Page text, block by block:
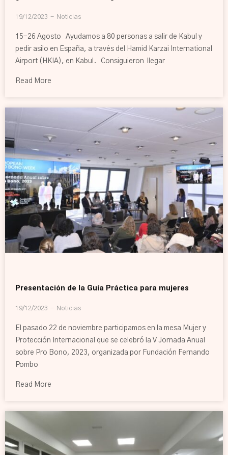
19/12/2023 Noticias
15-26 Agosto Ayudamos a 80 personas a salir de Kabul y
pedir asilo en España, a través del Hamid Karzai International
Airport (HKIA), en Kabul. Consiguieron llegar
Read More
Presentación de la Guía Práctica para mujeres
19/12/2023 Noticias
El pasado 22 de noviembre participamos en la mesa Mujer y
Protección Internacional que se celebró la V Jornada Anual
sobre Pro Bono, 2023, organizada por Fundación Fernando
Pombo
Read More